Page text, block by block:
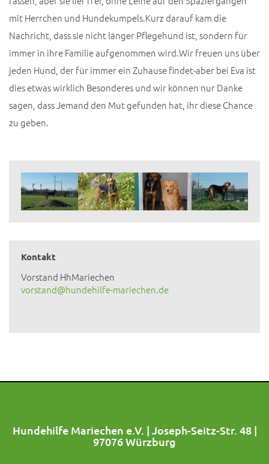
mit Herrchen und Hundekumpels.Kurz darauf kam die
Nachricht, dass sie nicht länger Pflegehund ist, sondern für
immer in ihre Familie aufgenommen wird.Wir freuen uns über
jeden Hund, der für immer ein Zuhause findet-aber bei Eva ist
dies etwas wirklich Besonderes und wir können nur Danke
sagen, dass Jemand den Mut gefunden hat, ihr diese Chance
zu geben.
Kontakt
Vorstand HhMariechen
vorstand@hundehilfe-mariechen.de
Hundehilfe Mariechen e.V. | Joseph-Seitz-Str. 48 |
97076 Würzburg